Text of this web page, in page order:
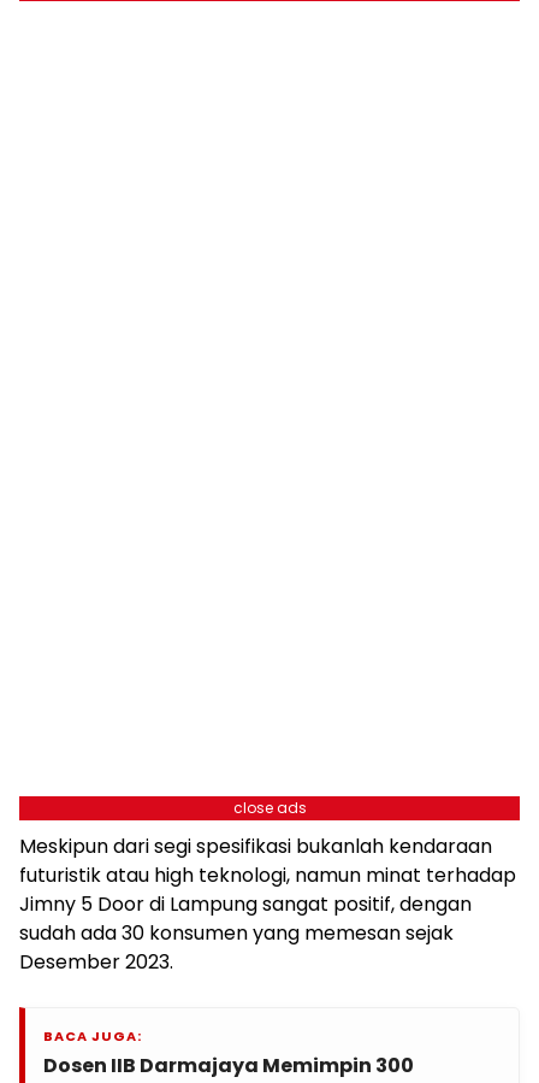
close ads
Meskipun dari segi spesifikasi bukanlah kendaraan
futuristik atau high teknologi, namun minat terhadap
Jimny 5 Door di Lampung sangat positif, dengan
sudah ada 30 konsumen yang memesan sejak
Desember 2023.
BACA JUGA:
Dosen IIB Darmajaya Memimpin 300